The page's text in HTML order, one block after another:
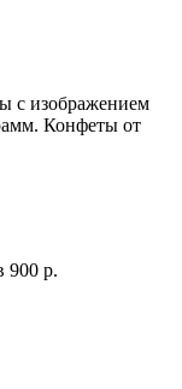
с изображением
Конфеты от
900 р.